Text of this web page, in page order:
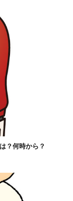
？何時から？